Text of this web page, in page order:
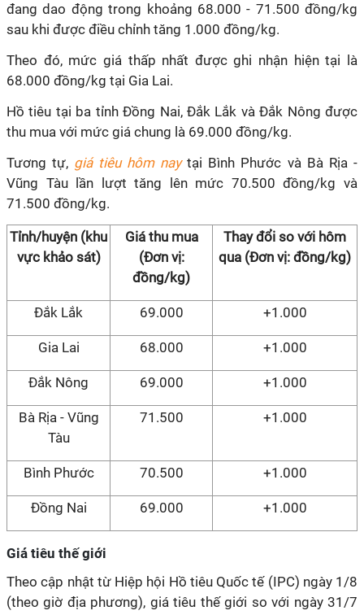
đang dao động trong khoảng 68.000 - 71.500 đồng/kg
sau khi được điều chỉnh tăng 1.000 đồng/kg.
Theo đó, mức giá thấp nhất được ghi nhận hiện tại là
68.000 đồng/kg tại Gia Lai.
Hồ tiêu tại ba tỉnh Đồng Nai, Đắk Lắk và Đắk Nông được
thu mua với mức giá chung là 69.000 đồng/kg.
Tương tự, giá tiêu hôm naytại Bình Phước và Bà Rịa -
Vũng Tàu lần lượt tăng lên mức 70.500 đồng/kg và
71.500 đồng/kg.
Tỉnh/huyện (khu
vực khảo sát)
Giá thu mua
(Đơn vị:
đồng/kg)
Thay đổi so với hôm
qua (Đơn vị: đồng/kg)
Đắk Lắk 69.000 +1.000
Gia Lai 68.000 +1.000
Đắk Nông 69.000 +1.000
Bà Rịa - Vũng
Tàu
71.500 +1.000
Bình Phước 70.500 +1.000
Đồng Nai 69.000 +1.000
Giá tiêu thế giới
Theo cập nhật từ Hiệp hội Hồ tiêu Quốc tế (IPC) ngày 1/8
(theo giờ địa phương), giá tiêu thế giới so với ngày 31/7